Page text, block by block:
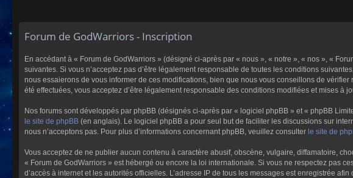
sForum de GodWarriors - Inscription
En accédant à « Forum de GodWarriors » (désigné ci-après par « nous », « notre », « nos », «
suivantes. Si vous n’acceptez pas d’être légalement responsable de toutes les conditions
nous essaierons de vous informer de ces modifications, bien que nous vous conseillons de
été effectuées, vous acceptez d’être légalement responsable des conditions modifiées et mises à
Nos forums sont développés par phpBB (désignés ci-après par « logiciel phpBB » et « phpBB
le site de phpBB (en anglais). Le logiciel phpBB a pour seul but de faciliter les discussions sur
nous n’acceptons pas. Pour plus d’informations concernant phpBB, veuillez consulter le site de
Vous acceptez de ne publier aucun contenu à caractère abusif, obscène, vulgaire, diffamatoire,
« Forum de GodWarriors » est hébergé ou encore la loi internationale. Si vous ne respectez pas
d’accès à internet et les autorités officielles. L’adresse IP de tous les messages est enregistrée